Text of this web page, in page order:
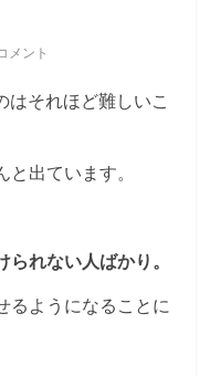
メント
はそれほど難しいこ
出ています。
れない人ばかり。
るようになることに